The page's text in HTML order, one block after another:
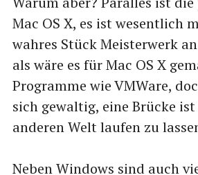
Mac OS X, es ist wesentlich
wahres Stück Meisterwerk
als wäre es für Mac OS X
Programme wie VMWare,
sich gewaltig, eine Brücke
anderen Welt laufen zu
Neben Windows sind auch